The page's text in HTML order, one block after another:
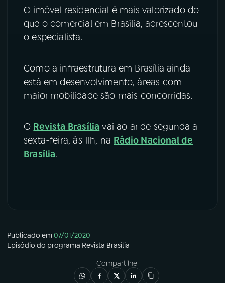
O imóvel residencial é mais valorizado do
que o comercial em Brasília, acrescentou
o especialista.
Como a infraestrutura em Brasília ainda
está em desenvolvimento, áreas com
maior mobilidade são mais concorridas.
O Revista Brasília vai ao ar de segunda a
sexta-feira, às 11h, na Rádio Nacional de
Brasília.
Publicado em07/01/2020
Episódio do programa Revista Brasília
Compartilhe